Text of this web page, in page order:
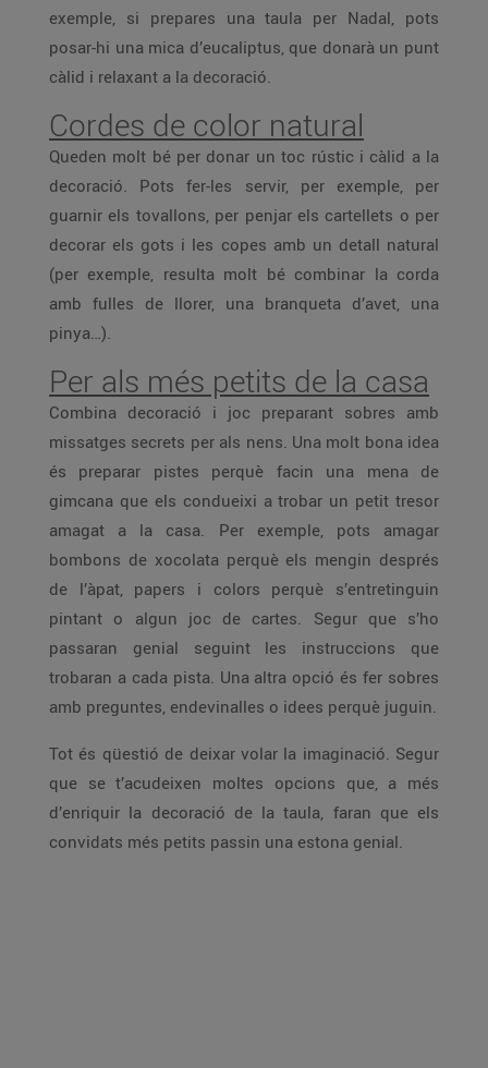
exemple, si prepares una taula per Nadal, pots
posar-hi una mica d’eucaliptus, que donarà un punt
càlid i relaxant a la decoració.
Cordes de color natural
Queden molt bé per donar un toc rústic i càlid a la
decoració. Pots fer-les servir, per exemple, per
guarnir els tovallons, per penjar els cartellets o per
decorar els gots i les copes amb un detall natural
(per exemple, resulta molt bé combinar la corda
amb fulles de llorer, una branqueta d’avet, una
pinya…).
Per als més petits de la casa
Combina decoració i joc preparant sobres amb
missatges secrets per als nens. Una molt bona idea
és preparar pistes perquè facin una mena de
gimcana que els condueixi a trobar un petit tresor
amagat a la casa. Per exemple, pots amagar
bombons de xocolata perquè els mengin després
de l’àpat, papers i colors perquè s’entretinguin
pintant o algun joc de cartes. Segur que s’ho
passaran genial seguint les instruccions que
trobaran a cada pista. Una altra opció és fer sobres
amb preguntes, endevinalles o idees perquè juguin.
Tot és qüestió de deixar volar la imaginació. Segur
que se t’acudeixen moltes opcions que, a més
d’enriquir la decoració de la taula, faran que els
convidats més petits passin una estona genial.